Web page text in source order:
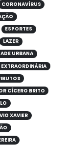
CORONAVÍRUS
ESPORTES
LAZER
URBANA
EXTRAORDINÁRIA
CÍCERO BRITO
XAVIER